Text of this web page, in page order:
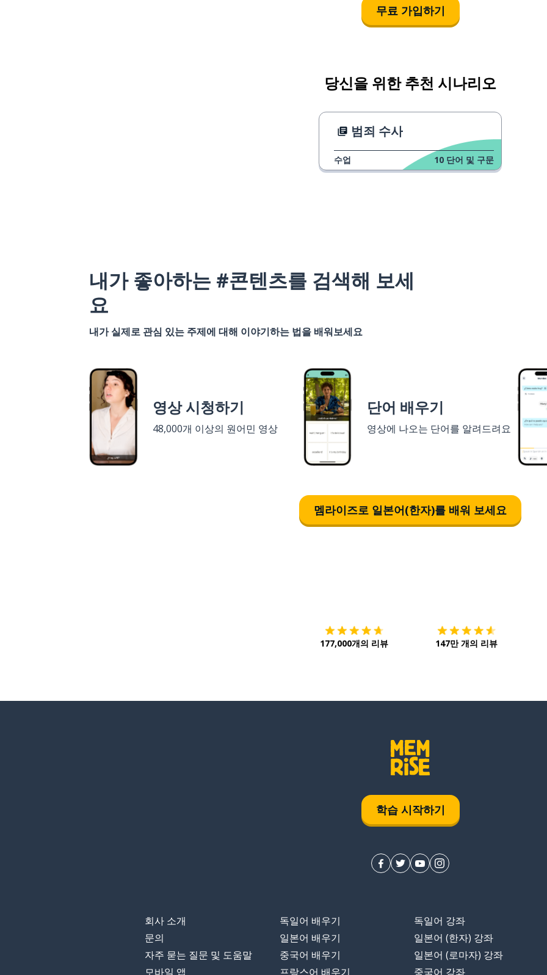
무료 가입하기
당신을 위한 추천 시나리오
범죄 수사
수업 10 단어 및 구문
내가 좋아하는 #콘텐츠를 검색해 보세
요
내가 실제로 관심 있는 주제에 대해 이야기하는 법을 배워보세요
영상 시청하기
48,000개 이상의 원어민 영상
단어 배우기
영상에 나오는 단어를 알려드려요
멤라이즈로 일본어(한자)를 배워 보세요
177,000개의 리뷰 147만 개의 리뷰
학습 시작하기
회사 소개
문의
자주 묻는 질문 및 도움말
모바일 앱
독일어 배우기
일본어 배우기
중국어 배우기
프랑스어 배우기
독일어 강좌
일본어 (한자) 강좌
일본어 (로마자) 강좌
중국어 강좌